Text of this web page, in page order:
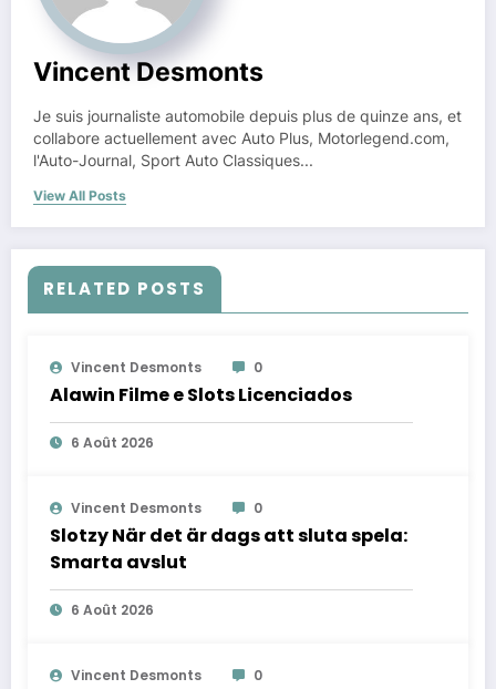
Vincent Desmonts
Je suis journaliste automobile depuis plus de quinze ans, et
collabore actuellement avec Auto Plus, Motorlegend.com,
l'Auto-Journal, Sport Auto Classiques...
View All Posts
RELATED POSTS
Vincent Desmonts 0
Alawin Filme e Slots Licenciados
6 Août 2026
Vincent Desmonts 0
Slotzy När det är dags att sluta spela:
Smarta avslut
6 Août 2026
Vincent Desmonts 0